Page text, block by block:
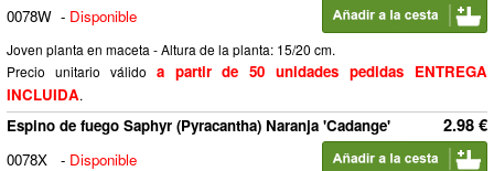
0078W - Disponible
Joven planta en maceta - Altura de la planta: 15/20 cm.
Precio unitario válido a partir de 50 unidades pedidas ENTREGA
INCLUIDA.
2.98 €
Espino de fuego Saphyr (Pyracantha) Naranja 'Cadange'
0078X
- Disponible